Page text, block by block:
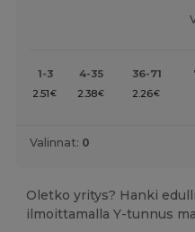
1-3 4-35 36-71
2.51 € 2.38€ 2.26€
Valinnat: 0
Oletko yritys? Hanki
ilmoittamalla Y-tunnus